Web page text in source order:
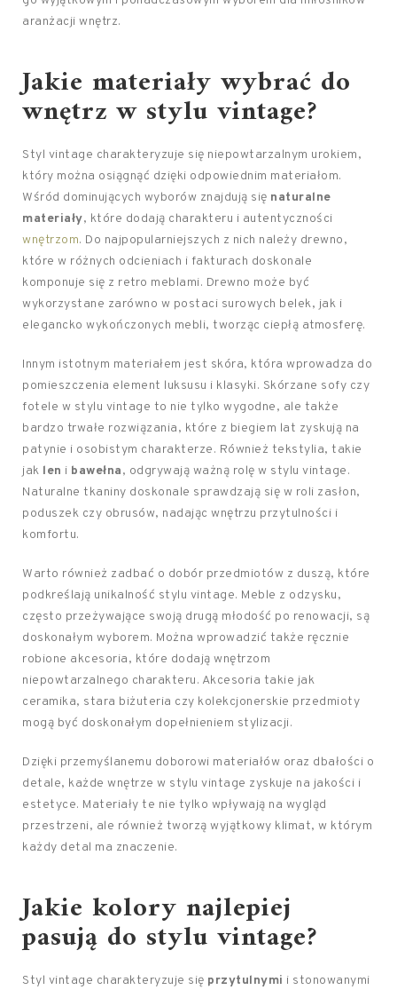
aranżacji wnętrz.
Jakie materiały wybrać do
wnętrz w stylu vintage?
Styl vintage charakteryzuje się niepowtarzalnym urokiem,
który można osiągnąć dzięki odpowiednim materiałom.
Wśród dominujących wyborów znajdują się naturalne
materiały, które dodają charakteru i autentyczności
wnętrzom. Do najpopularniejszych z nich należy drewno,
które w różnych odcieniach i fakturach doskonale
komponuje się z retro meblami. Drewno może być
wykorzystane zarówno w postaci surowych belek, jak i
elegancko wykończonych mebli, tworząc ciepłą atmosferę.
Innym istotnym materiałem jest skóra, która wprowadza do
pomieszczenia element luksusu i klasyki. Skórzane sofy czy
fotele w stylu vintage to nie tylko wygodne, ale także
bardzo trwałe rozwiązania, które z biegiem lat zyskują na
patynie i osobistym charakterze. Również tekstylia, takie
jak len i bawełna, odgrywają ważną rolę w stylu vintage.
Naturalne tkaniny doskonale sprawdzają się w roli zasłon,
poduszek czy obrusów, nadając wnętrzu przytulności i
komfortu.
Warto również zadbać o dobór przedmiotów z duszą, które
podkreślają unikalność stylu vintage. Meble z odzysku,
często przeżywające swoją drugą młodość po renowacji, są
doskonałym wyborem. Można wprowadzić także ręcznie
robione akcesoria, które dodają wnętrzom
niepowtarzalnego charakteru. Akcesoria takie jak
ceramika, stara biżuteria czy kolekcjonerskie przedmioty
mogą być doskonałym dopełnieniem stylizacji.
Dzięki przemyślanemu doborowi materiałów oraz dbałości o
detale, każde wnętrze w stylu vintage zyskuje na jakości i
estetyce. Materiały te nie tylko wpływają na wygląd
przestrzeni, ale również tworzą wyjątkowy klimat, w którym
każdy detal ma znaczenie.
Jakie kolory najlepiej
pasują do stylu vintage?
Styl vintage charakteryzuje się przytulnymi i stonowanymi